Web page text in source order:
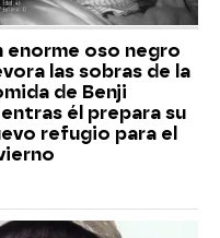
enorme oso negro
las sobras de la
de Benji
él prepara su
refugio para el